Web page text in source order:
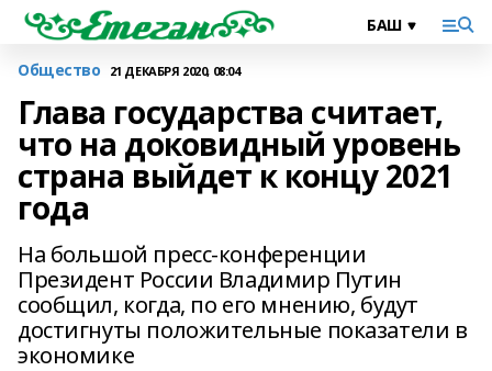
Общество 21 ДЕКАБРЯ 2020, 08:04
Глава государства считает,
что на доковидный уровень
страна выйдет к концу 2021
года
На большой пресс-конференции
Президент России Владимир Путин
сообщил, когда, по его мнению, будут
достигнуты положительные показатели в
экономике